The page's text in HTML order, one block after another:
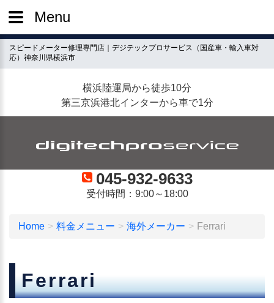
スピードメーター修理専門店｜デジテックプロサービス（国産車・輸入車対
応）神奈川県横浜市
横浜陸運局から徒歩10分
第三京浜港北インターから車で1分
045-932-9633
受付時間：9:00～18:00
Home 料金メニュー 海外メーカー Ferrari
Ferrari
Menu